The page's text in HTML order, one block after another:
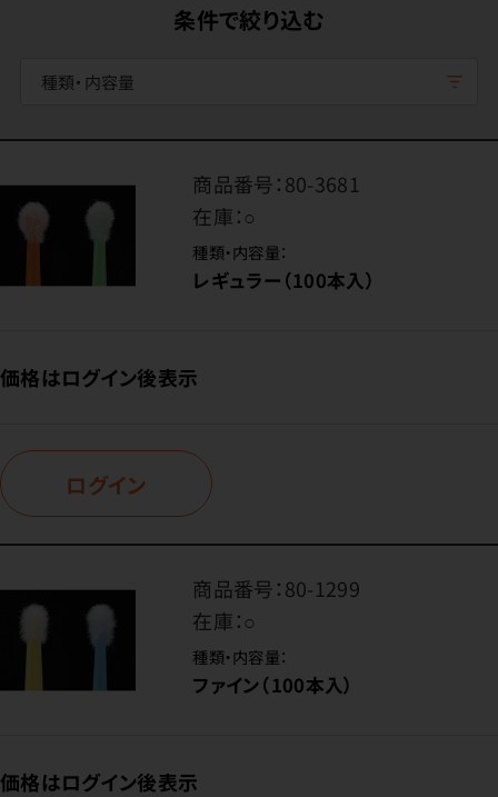
条件で絞り込む
種類・内容量
商品番号：80-3681
在庫：○
種類・内容量：
レギュラー（100本入）
価格はログイン後表示
ログイン
商品番号：80-1299
在庫：○
種類・内容量：
ファイン（100本入）
価格はログイン後表示